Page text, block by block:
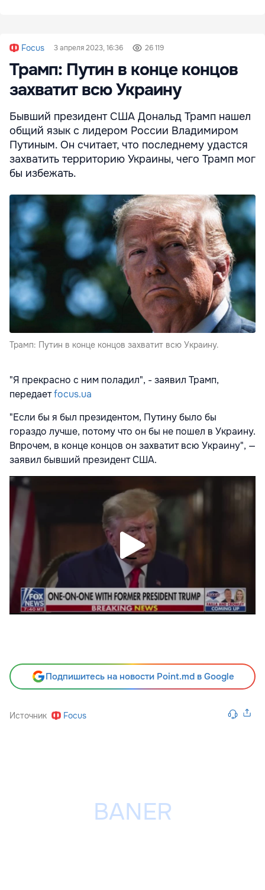
Focus 3 апреля 2023, 16:36 26 119
Трамп: Путин в конце концов
захватит всю Украину
Бывший президент США Дональд Трамп нашел
общий язык с лидером России Владимиром
Путиным. Он считает, что последнему удастся
захватить территорию Украины, чего Трамп мог
бы избежать.
Трамп: Путин в конце концов захватит всю Украину.
"Я прекрасно с ним поладил", - заявил Трамп,
передаетfocus.ua
"Если бы я был президентом, Путину было бы
гораздо лучше, потому что он бы не пошел в Украину.
Впрочем, в конце концов он захватит всю Украину", —
заявил бывший президент США.
Подпишитесь на новости Point.md в Google
Источник Focus